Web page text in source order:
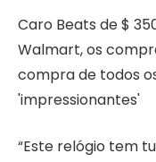
Caro Beats de $
Walmart, os
compra de todos
'impressionantes'
“Este relógio tem